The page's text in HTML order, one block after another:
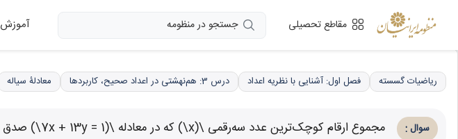
مقاطع تحصیلی جستجو در منظومه آموزش
ریاضیات گسسته فصل اول: آشنایی با نظریه اعداد درس 3: هم‌نهشتی در اعداد صحیح، کاربردها معادلۀ سیاله
سوال : مجموع ارقام کوچک‌ترین عدد سه‌رقمی \(x\) که در معادله \(7x + 13y = 1\) صدق می‌کند، کدام است؟